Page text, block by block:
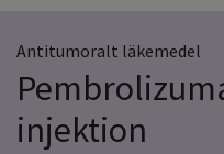
Antitumoralt läkemedel
injektion